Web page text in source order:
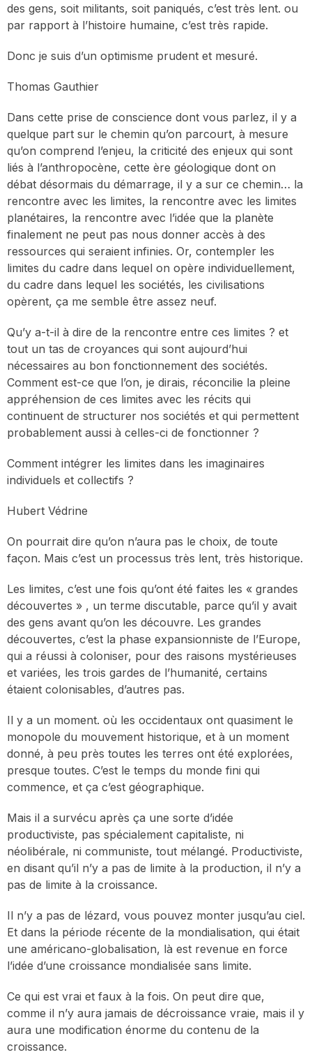
des gens, soit militants, soit paniqués, c’est très lent. ou
par rapport à l’histoire humaine, c’est très rapide.
Donc je suis d’un optimisme prudent et mesuré.
Thomas Gauthier
Dans cette prise de conscience dont vous parlez, il y a
quelque part sur le chemin qu’on parcourt, à mesure
qu’on comprend l’enjeu, la criticité des enjeux qui sont
liés à l’anthropocène, cette ère géologique dont on
débat désormais du démarrage, il y a sur ce chemin… la
rencontre avec les limites, la rencontre avec les limites
planétaires, la rencontre avec l’idée que la planète
finalement ne peut pas nous donner accès à des
ressources qui seraient infinies. Or, contempler les
limites du cadre dans lequel on opère individuellement,
du cadre dans lequel les sociétés, les civilisations
opèrent, ça me semble être assez neuf.
Qu’y a-t-il à dire de la rencontre entre ces limites ? et
tout un tas de croyances qui sont aujourd’hui
nécessaires au bon fonctionnement des sociétés.
Comment est-ce que l’on, je dirais, réconcilie la pleine
appréhension de ces limites avec les récits qui
continuent de structurer nos sociétés et qui permettent
probablement aussi à celles-ci de fonctionner ?
Comment intégrer les limites dans les imaginaires
individuels et collectifs ?
Hubert Védrine
On pourrait dire qu’on n’aura pas le choix, de toute
façon. Mais c’est un processus très lent, très historique.
Les limites, c’est une fois qu’ont été faites les « grandes
découvertes » , un terme discutable, parce qu’il y avait
des gens avant qu’on les découvre. Les grandes
découvertes, c’est la phase expansionniste de l’Europe,
qui a réussi à coloniser, pour des raisons mystérieuses
et variées, les trois gardes de l’humanité, certains
étaient colonisables, d’autres pas.
Il y a un moment. où les occidentaux ont quasiment le
monopole du mouvement historique, et à un moment
donné, à peu près toutes les terres ont été explorées,
presque toutes. C’est le temps du monde fini qui
commence, et ça c’est géographique.
Mais il a survécu après ça une sorte d’idée
productiviste, pas spécialement capitaliste, ni
néolibérale, ni communiste, tout mélangé. Productiviste,
en disant qu’il n’y a pas de limite à la production, il n’y a
pas de limite à la croissance.
Il n’y a pas de lézard, vous pouvez monter jusqu’au ciel.
Et dans la période récente de la mondialisation, qui était
une américano-globalisation, là est revenue en force
l’idée d’une croissance mondialisée sans limite.
Ce qui est vrai et faux à la fois. On peut dire que,
comme il n’y aura jamais de décroissance vraie, mais il y
aura une modification énorme du contenu de la
croissance.